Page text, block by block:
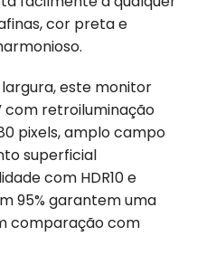
cor preta e
este monitor
com retroiluminação
pixels, amplo campo
superficial
com HDR10 e
95% garantem uma
comparação com